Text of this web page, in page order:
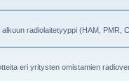
radiolaitetyyppi (HAM, PMR,
eri yritysten omistamien